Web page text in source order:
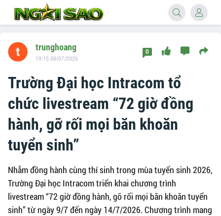
Trường Đại học Intracom tổ
chức livestream “72 giờ đồng
hành, gỡ rối mọi băn khoăn
tuyển sinh”
Nhằm đồng hành cùng thí sinh trong mùa tuyển sinh 2026,
Trường Đại học Intracom triển khai chương trình
livestream “72 giờ đồng hành, gỡ rối mọi băn khoăn tuyển
sinh” từ ngày 9/7 đến ngày 14/7/2026. Chương trình mang
trunghoang
19:15 08/07/2026
0